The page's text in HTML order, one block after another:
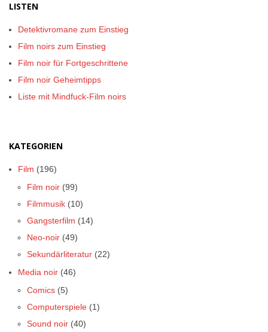
LISTEN
Detektivromane zum Einstieg
Film noirs zum Einstieg
Film noir für Fortgeschrittene
Film noir Geheimtipps
Liste mit Mindfuck-Film noirs
KATEGORIEN
Film (196)
Film noir (99)
Filmmusik (10)
Gangsterfilm (14)
Neo-noir (49)
Sekundärliteratur (22)
Media noir (46)
Comics (5)
Computerspiele (1)
Sound noir (40)